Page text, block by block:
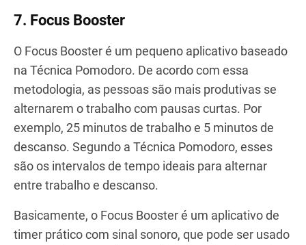
7. Focus Booster
O Focus Booster é um pequeno aplicativo baseado
na Técnica Pomodoro. De acordo com essa
metodologia, as pessoas são mais produtivas se
alternarem o trabalho com pausas curtas. Por
exemplo, 25 minutos de trabalho e 5 minutos de
descanso. Segundo a Técnica Pomodoro, esses
são os intervalos de tempo ideais para alternar
entre trabalho e descanso.
Basicamente, o Focus Booster é um aplicativo de
timer prático com sinal sonoro, que pode ser usado